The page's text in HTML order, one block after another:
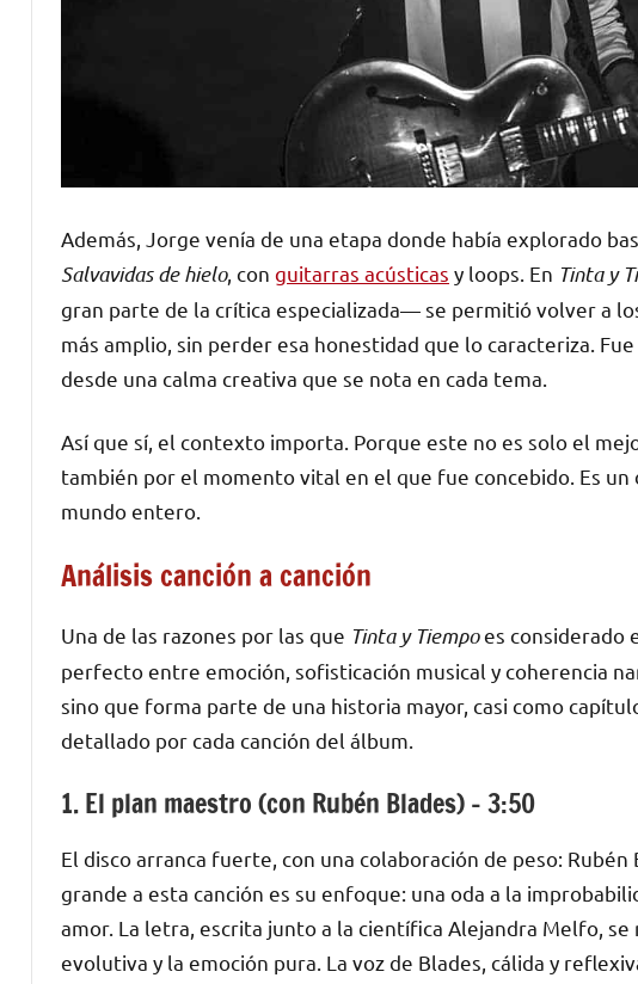
Además, Jorge venía de una etapa donde había explorado
Salvavidas de hielo, con guitarras acústicas y loops. En Tinta y
gran parte de la crítica especializada— se permitió volver a
más amplio, sin perder esa honestidad que lo caracteriza.
desde una calma creativa que se nota en cada tema.
Así que sí, el contexto importa. Porque este no es solo el
también por el momento vital en el que fue concebido. Es un
mundo entero.
Análisis canción a canción
Una de las razones por las que Tinta y Tiempoes considerado
perfecto entre emoción, sofisticación musical y coherencia
sino que forma parte de una historia mayor, casi como
detallado por cada canción del álbum.
1. El plan maestro (con Rubén Blades) – 3:50
El disco arranca fuerte, con una colaboración de peso:
grande a esta canción es su enfoque: una oda a la
amor. La letra, escrita junto a la científica Alejandra Melfo,
evolutiva y la emoción pura. La voz de Blades, cálida y